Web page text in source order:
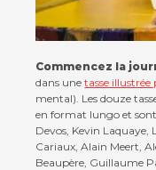
Viva for
Commencez la
dans unetasse illustrée
mental). Les douze
en format lungo et
Devos, Kevin Laquaye,
Cariaux, Alain Meert,
Beaupère, Guillaume